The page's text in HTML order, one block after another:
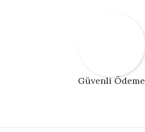
Güvenli Ödeme